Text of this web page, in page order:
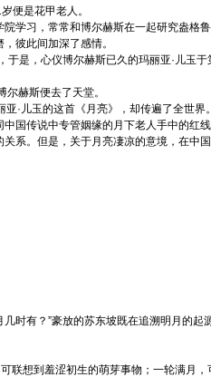
便是花甲老人。
学习，常常和博尔赫斯在一起研究盎格
彼此间加深了感情。
是，心仪博尔赫斯已久的玛丽亚·儿玉于
赫斯便去了天堂。
·儿玉的这首《月亮》，却传遍了全世界
国传说中专管姻缘的月下老人手中的红
系。但是，关于月亮凄凉的意境，在中
时有？”豪放的苏东坡既在追溯明月的起
联想到羞涩初生的萌芽事物；一轮满月，